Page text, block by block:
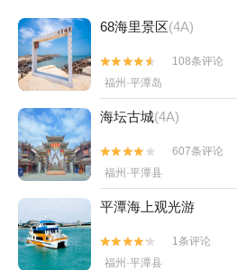
68海里景区(4A)


108条评论
福州·平潭岛
海坛古城(4A)


607条评论
福州·平潭县
平潭海上观光游


1条评论
福州·平潭县